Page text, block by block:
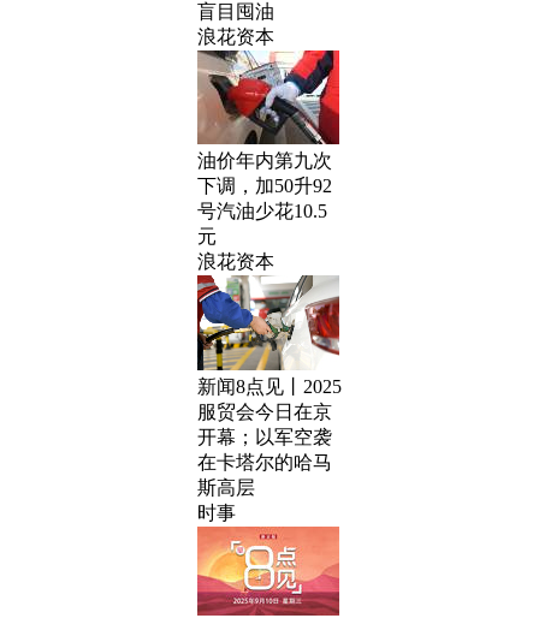
盲目囤油
浪花资本
油价年内第九次
下调，加50升92
号汽油少花10.5
元
浪花资本
新闻8点见丨2025
服贸会今日在京
开幕；以军空袭
在卡塔尔的哈马
斯高层
时事